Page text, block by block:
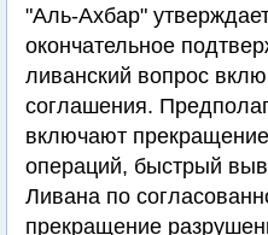
"Аль-Ахбар"
окончательное
ливанский вопрос
соглашения.
включают
операций, быстрый
Ливана по
прекращение